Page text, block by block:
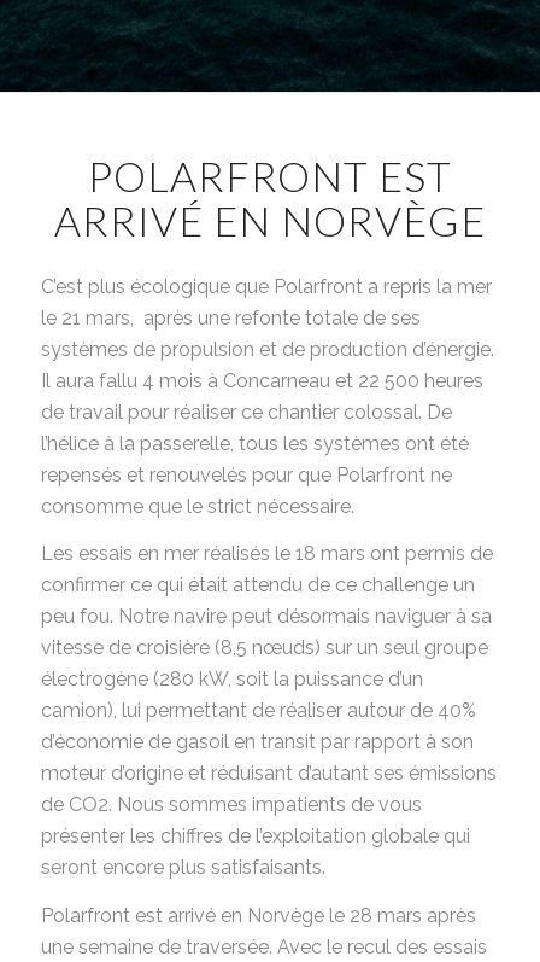
POLARFRONT EST
ARRIVÉ EN NORVÈGE
C’est plus écologique que Polarfront a repris la mer
le 21 mars, après une refonte totale de ses
systèmes de propulsion et de production d’énergie.
Il aura fallu 4 mois à Concarneau et 22 500 heures
de travail pour réaliser ce chantier colossal. De
l’hélice à la passerelle, tous les systèmes ont été
repensés et renouvelés pour que Polarfront ne
consomme que le strict nécessaire.
Les essais en mer réalisés le 18 mars ont permis de
confirmer ce qui était attendu de ce challenge un
peu fou. Notre navire peut désormais naviguer à sa
vitesse de croisière (8,5 nœuds) sur un seul groupe
électrogène (280 kW, soit la puissance d’un
camion), lui permettant de réaliser autour de 40%
d’économie de gasoil en transit par rapport à son
moteur d’origine et réduisant d’autant ses émissions
de CO2. Nous sommes impatients de vous
présenter les chiffres de l’exploitation globale qui
seront encore plus satisfaisants.
Polarfront est arrivé en Norvège le 28 mars après
une semaine de traversée. Avec le recul des essais